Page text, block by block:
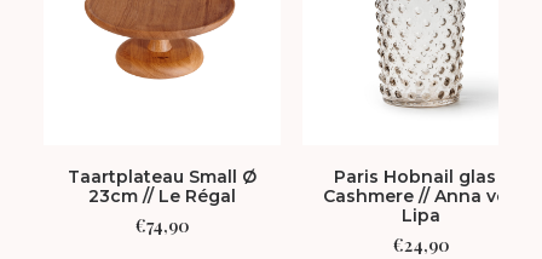
Taartplateau Small Ø
23cm // Le Régal
€74,90
Paris Hobnail glas -
Cashmere // Anna von
Lipa
€24,90